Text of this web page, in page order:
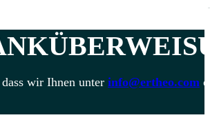
wir Ihnen unter info@ertheo.com